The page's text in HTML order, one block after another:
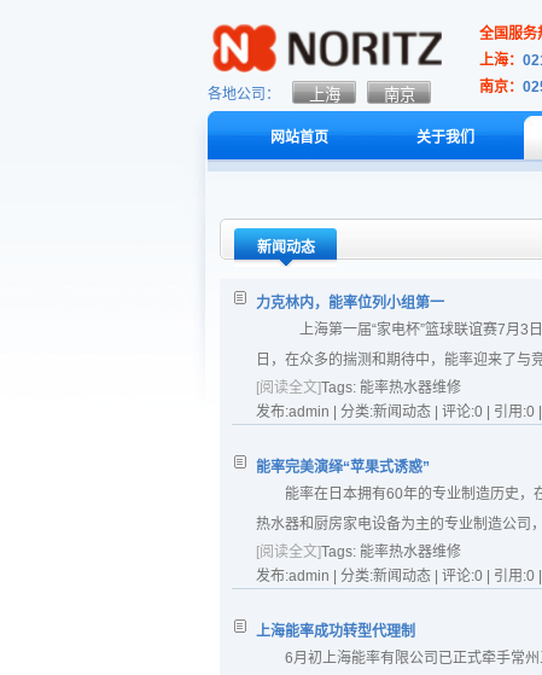
各地公司：
全国服
上海：
南京：
网站首页 关于我们
新闻动态
力克林内，能率位列小组第一
上海第一届“家电杯”篮球联谊赛7月3
日，在众多的揣测和期待中，能率迎来了与
[阅读全文]Tags: 能率热水器维修
发布:admin | 分类:新闻动态 | 评论:0 | 引用:0
能率完美演绎“苹果式诱惑”
能率在日本拥有60年的专业制造历史，
热水器和厨房家电设备为主的专业制造公司
[阅读全文]Tags: 能率热水器维修
发布:admin | 分类:新闻动态 | 评论:0 | 引用:0
上海能率成功转型代理制
6月初上海能率有限公司已正式牵手常